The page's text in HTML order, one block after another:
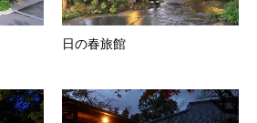
日の春旅館